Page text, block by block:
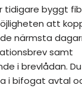
tidigare byggt
att
närmsta
samt
i brevlådan.
i bifogat avtal